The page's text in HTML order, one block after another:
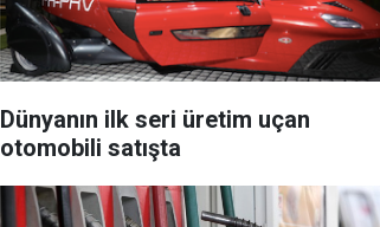
Dünyanın ilk seri üretim uçan
otomobili satışta